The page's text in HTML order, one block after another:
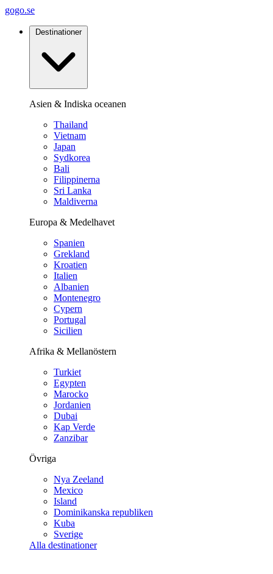
gogo.se
Destinationer
Asien & Indiska oceanen
Thailand
Vietnam
Japan
Sydkorea
Bali
Filippinerna
Sri Lanka
Maldiverna
Europa & Medelhavet
Spanien
Grekland
Kroatien
Italien
Albanien
Montenegro
Cypern
Portugal
Sicilien
Afrika & Mellanöstern
Turkiet
Egypten
Marocko
Jordanien
Dubai
Kap Verde
Zanzibar
Övriga
Nya Zeeland
Mexico
Island
Dominikanska republiken
Kuba
Sverige
Alla destinationer